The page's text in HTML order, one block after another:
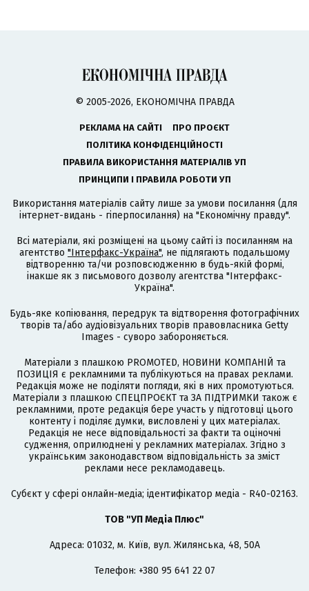
© 2005-2026, ЕКОНОМІЧНА ПРАВДА
РЕКЛАМА НА САЙТІ
ПРО ПРОЄКТ
ПОЛІТИКА КОНФІДЕНЦІЙНОСТІ
ПРАВИЛА ВИКОРИСТАННЯ МАТЕРІАЛІВ УП
ПРИНЦИПИ І ПРАВИЛА РОБОТИ УП
Використання матеріалів сайту лише за умови посилання (для
інтернет-видань - гіперпосилання) на "Економічну правду".
Всі матеріали, які розміщені на цьому сайті із посиланням на
агентство "Інтерфакс-Україна", не підлягають подальшому
відтворенню та/чи розповсюдженню в будь-якій формі,
інакше як з письмового дозволу агентства "Інтерфакс-
Україна".
Будь-яке копіювання, передрук та відтворення фотографічних
творів та/або аудіовізуальних творів правовласника Getty
Images - суворо забороняється.
Матеріали з плашкою PROMOTED, НОВИНИ КОМПАНІЙ та
ПОЗИЦІЯ є рекламними та публікуються на правах реклами.
Редакція може не поділяти погляди, які в них промотуються.
Матеріали з плашкою СПЕЦПРОЄКТ та ЗА ПІДТРИМКИ також є
рекламними, проте редакція бере участь у підготовці цього
контенту і поділяє думки, висловлені у цих матеріалах.
Редакція не несе відповідальності за факти та оціночні
судження, оприлюднені у рекламних матеріалах. Згідно з
українським законодавством відповідальність за зміст
реклами несе рекламодавець.
Cубєкт у сфері онлайн-медіа; ідентифікатор медіа - R40-02163.
ТОВ "УП Медіа Плюс"
Адреса: 01032, м. Київ, вул. Жилянська, 48, 50А
Телефон: +380 95 641 22 07